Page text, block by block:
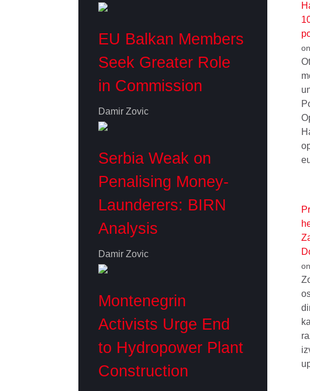
EU Balkan Members
Seek Greater Role
in Commission
Damir Zovic
Serbia Weak on
Penalising Money-
Launderers: BIRN
Analysis
Damir Zovic
Montenegrin
Activists Urge End
to Hydropower Plant
Construction